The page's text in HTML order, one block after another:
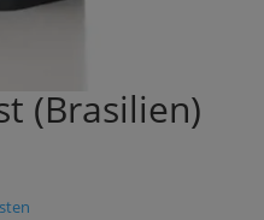
(Brasilien)